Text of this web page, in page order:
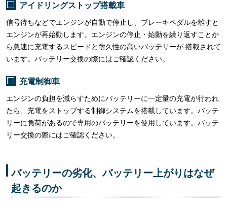
アイドリングストップ搭載車
信号待ちなどでエンジンが自動で停止し、ブレーキペダルを離すと
エンジンが再始動します。エンジンの停止・始動を繰り返すことか
ら急速に充電するスピードと耐久性の高いバッテリーが 搭載されて
います。バッテリー交換の際にはご確認ください。
充電制御車
エンジンの負担を減らすためにバッテリーに一定量の充電が行われ
たら、充電をストップする制御システムを搭載しています。バッテ
リーに負荷があるので専用のバッテリーを使用しています。バッテ
リー交換の際にはご確認ください。
バッテリーの劣化、バッテリー上がりはなぜ
起きるのか